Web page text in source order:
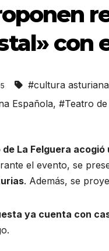
con
#cultura asturiana
Española, #Teatro
La Felguera
el evento, se
. Además, se
ya cuenta con